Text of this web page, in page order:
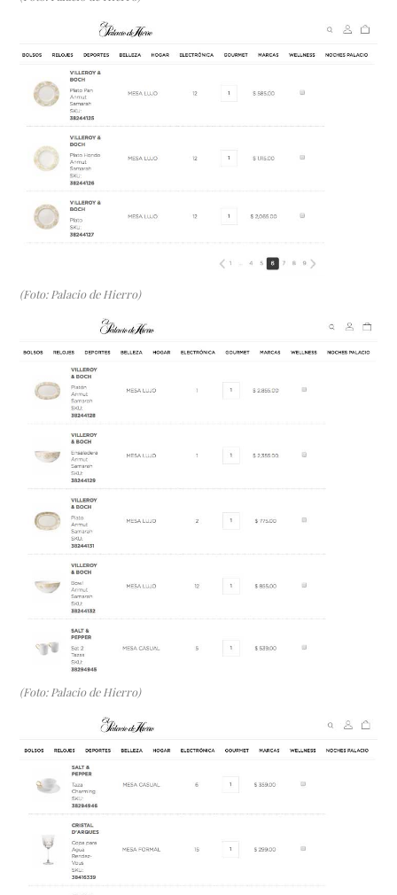
(Foto: Palacio de Hierro)
(Foto: Palacio de Hierro)